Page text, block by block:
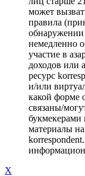
может
правила
обнаружении
немедленно
участие в
доходов или
ресурс
и/или
какой форме
связаны/
букмекерами
материалы
X